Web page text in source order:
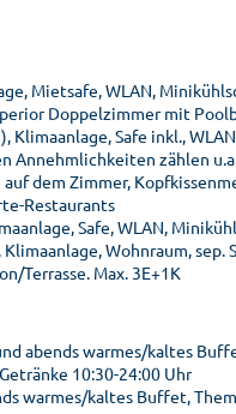
Mietsafe, WLAN,
Doppelzimmer mit
Safe inkl.,
Annehmlichkeiten zählen
dem Zimmer,
Restaurants
Safe, WLAN,
Klimaanlage, Wohnraum,
Terrasse. Max. 3E+1K
abends warmes/kaltes
10:30-24:00 Uhr
warmes/kaltes Buffet,